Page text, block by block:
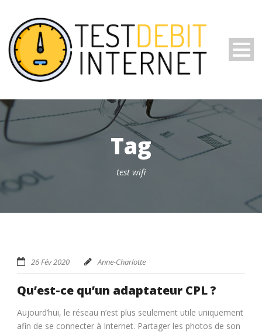
Tag
test wifi
26 Fév 2020 Anne-Charlotte
Qu’est-ce qu’un adaptateur CPL ?
Aujourd’hui, le réseau n’est plus seulement utile uniquement
afin de se connecter à Internet. Partager les photos de son